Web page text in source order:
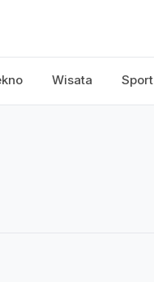
Wisata Sport